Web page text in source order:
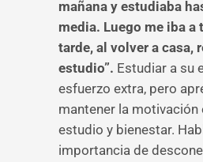
mañana y estudiaba
media. Luego me iba a
tarde, al volver a casa,
estudio”. Estudiar a su
esfuerzo extra, pero
mantener la motivación
estudio y bienestar.
importancia de